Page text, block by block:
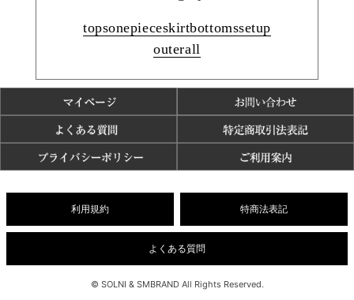
topsonepieceskirtbottomssetup
outerall
利用規約 特商法表記
よくある質問
© SOLNI & SMBRAND All Rights Reserved.